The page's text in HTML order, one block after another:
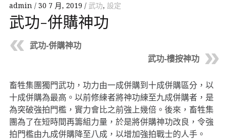
admin 30 7 月, 2019 武功, 設定
武功-併購神功
武功-併購神功
武功-樓按神功
畜牲集團獨門武功，功力由一成併購到十成併購區分，以
十成併購為最高。以前修練者將神功練至九成併購者，是
為突破強拍門檻，實力會比之前強上幾倍。後來，畜牲集
團為了在短時間再籌組力量，於是將併購神功改良，令強
拍門檻由九成併購降至八成，以增加強拍戰士的人手。